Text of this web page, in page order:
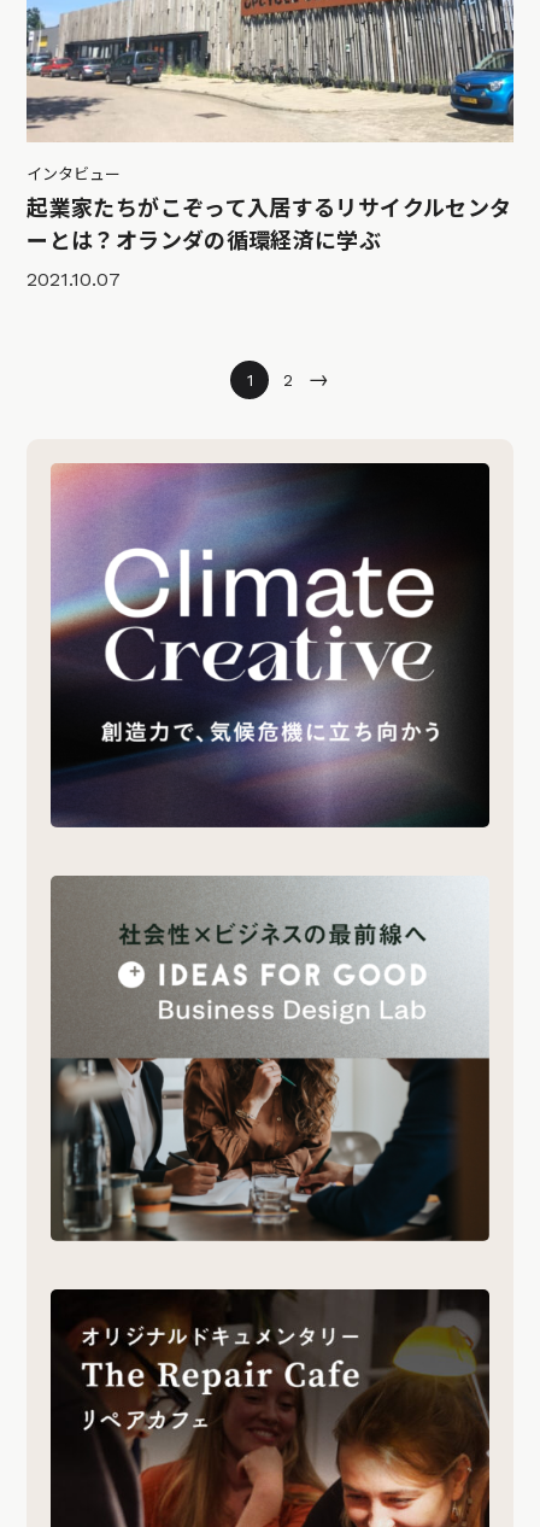
インタビュー
起業家たちがこぞって入居するリサイクルセンタ
ーとは？オランダの循環経済に学ぶ
2021.10.07
1 2 →